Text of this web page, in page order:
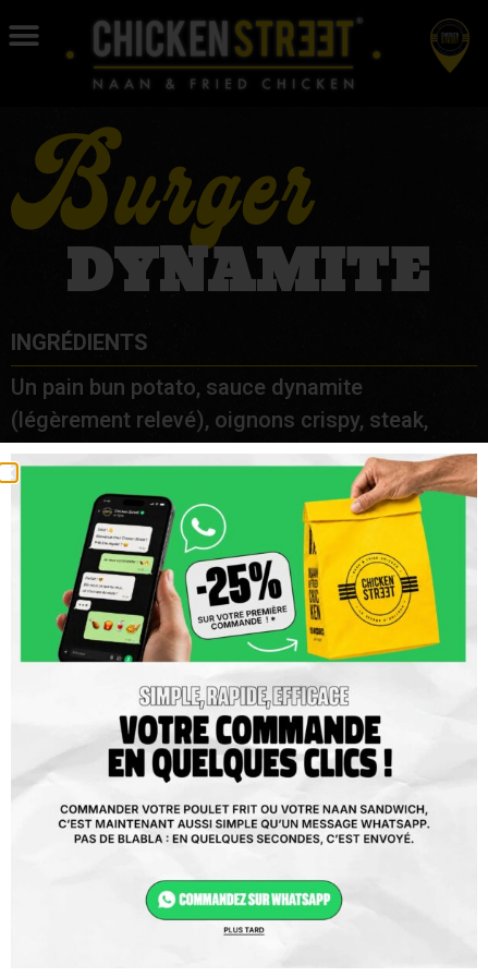
Burger
DYNAMITE
INGRÉDIENTS
Un pain bun potato, sauce dynamite
(légèrement relevé), oignons crispy, steak,
tenders, salade.